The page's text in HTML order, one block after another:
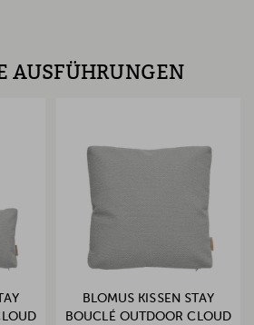
AUSFÜHRUNGEN
BLOMUS KISSEN STAY
BOUCLÉ OUTDOOR CLOUD